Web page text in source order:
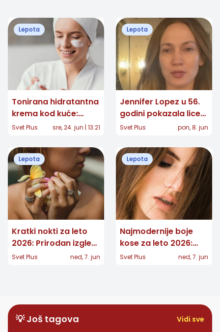
Lepota
Tonirana hidratantna
krema kod kuće:
jednostavan recept
ten
Svet Plus sre, 24. jun | 13:21
Lepota
Jennifer Lopez u 56.
godini pokazala lice
bez šminke: Tajna
izgleda
Svet Plus pon, 8. jun
Lepota
Kratki nokti za leto
2026: Prirodan izgled
nikada nije bio
Svet Plus ned, 7. jun
Lepota
Najmodernije boje
kose za leto 2026:
Karamel, bakar i
Svet Plus ned, 7. jun
💡 Još tagova Vidi sve